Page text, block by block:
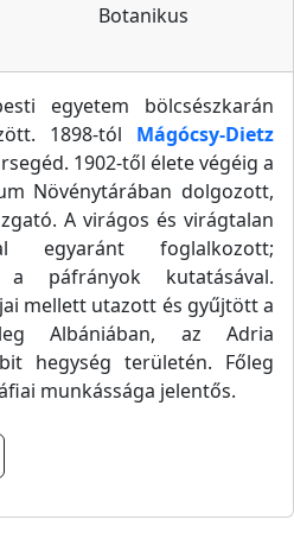
Botanikus
egyetem bölcsészkarán
1898-tól Mágócsy-Dietz
1902-től élete végéig a
Növénytárában dolgozott,
A virágos és virágtalan
egyaránt foglalkozott;
páfrányok kutatásával.
mellett utazott és gyűjtött a
Albániában, az Adria
hegység területén. Főleg
munkássága jelentős.